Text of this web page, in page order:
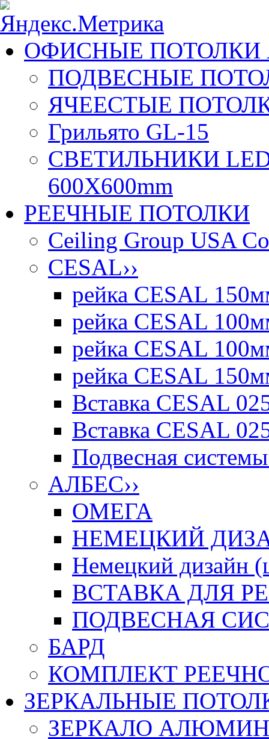
ОФИСНЫЕ ПОТОЛКИ
ПОДВЕСНЫЕ
ЯЧЕЕСТЫЕ
Грильято GL-15
СВЕТИЛЬНИКИ
600X600mm
РЕЕЧНЫЕ ПОТОЛКИ
Ceiling Group USA
CESAL››
рейка CESAL
рейка CESAL
рейка CESAL
рейка CESAL
Вставка CESAL
Вставка CESAL
Подвесная
АЛБЕС››
ОМЕГА
НЕМЕЦКИЙ
Немецкий дизайн
ВСТАВКА ДЛЯ
ПОДВЕСНАЯ
БАРД
КОМПЛЕКТ
ЗЕРКАЛЬНЫЕ
ЗЕРКАЛО